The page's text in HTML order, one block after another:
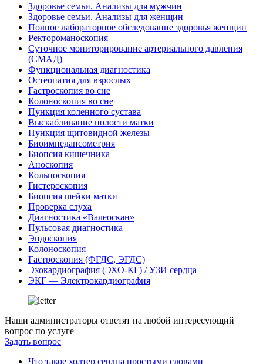
Здоровье семьи. Анализы для мужчин
Здоровье семьи. Анализы для женщин
Полное лабораторное обследование здоровья женщин
Ректороманоскопия
Суточное мониторирование артериального давления
(СМАД)
Функциональная диагностика
Остеопатия для взрослых
Гастроскопия во сне
Колоноскопия во сне
Пункция коленного сустава
Выскабливание полости матки
Пункция щитовидной железы
Биоимпедансометрия
Биопсия кишечника
Аноскопия
Кольпоскопия
Гистероскопия
Биопсия шейки матки
Проверка слуха
Диагностика «Валеоскан»
Пульсовая диагностика
Эндоскопия
Колоноскопия
Гастроскопия (ФГДС, ЭГДС)
Эхокардиография (ЭХО-КГ) / УЗИ сердца
ЭКГ — Электрокардиография
Наши администраторы ответят на любой интересующий
вопрос по услуге
Задать вопрос
Что такое холтер сердца простыми словами